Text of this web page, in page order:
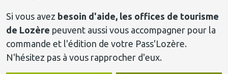
Si vous avez besoin d'aide, les offices de tourisme
de Lozère peuvent aussi vous accompagner pour la
commande et l'édition de votre Pass'Lozère.
N'hésitez pas à vous rapprocher d'eux.